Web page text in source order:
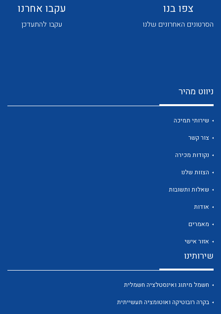
לכל מוצרי היצרן לכל מוצרי היצרן צפו בנו
הסרטונים האחרונים שלנו
עקבו אחרנו
עקבו להתעדכן
ניווט מהיר
שירותי תמיכה
צור קשר
נקודות מכירה
הצוות שלנו
שאלות ותשובות
אודות
מאמרים
אזור אישי
שירותינו
חשמל מיתוג ואינסטלציה חשמלית
בקרה רובוטיקה ואוטומציה תעשייתית